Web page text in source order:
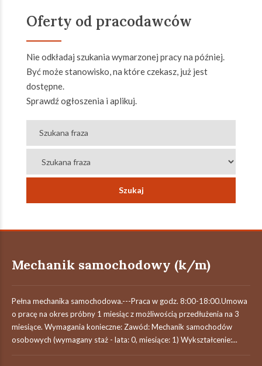
Oferty od pracodawców
Nie odkładaj szukania wymarzonej pracy na później.
Być może stanowisko, na które czekasz, już jest
dostępne.
Sprawdź ogłoszenia i aplikuj.
Mechanik samochodowy (k/m)
Pełna mechanika samochodowa.---Praca w godz. 8:00-18:00.Umowa
o pracę na okres próbny 1 miesiąc z możliwością przedłużenia na 3
miesiące. Wymagania konieczne: Zawód: Mechanik samochodów
osobowych (wymagany staż - lata: 0, miesiące: 1) Wykształcenie:...